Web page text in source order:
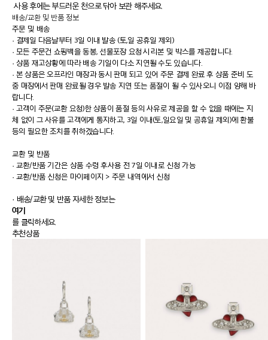
사용 후에는 부드러운 천으로 닦아 보관 해주세요.
배송/교환 및 반품 정보
주문 및 배송
· 결제일 다음날부터 3일 이내 발송 (토,일 공휴일 제외)
· 모든 주문건 쇼핑백을 동봉, 선물포장 요청시 리본 및 박스를 제공합니다.
· 상품 재고상황에 따라 배송 기일이 다소 지연될 수도 있습니다.
· 본 상품은 오프라인 매장과 동시 판매 되고 있어 주문 결제 완료 후 상품 준비 도
중 매장에서 판매 완료될 경우 발송 지연 또는 품절이 될 수 있사오니 이점 양해 바
랍니다.
· 고객이 주문(교환 요청)한 상품이 품절 등의 사유로 제공을 할 수 없을 때에는 지
체 없이 그 사유를 고객에게 통지하고, 3일 이내(토,일요일 및 공휴일 제외)에 환불
등의 필요한 조치를 취하겠습니다.
교환 및 반품
· 교환/반품 기간은 상품 수령 후사용 전 7일 이내로 신청 가능
· 교환/반품 신청은 마이페이지 > 주문 내역에서 신청
· 배송/교환 및 반품 자세한 정보는
여기
를 클릭하세요.
추천상품